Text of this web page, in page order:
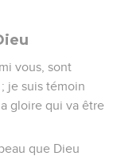
vous, sont
je suis témoin
gloire qui va être
que Dieu